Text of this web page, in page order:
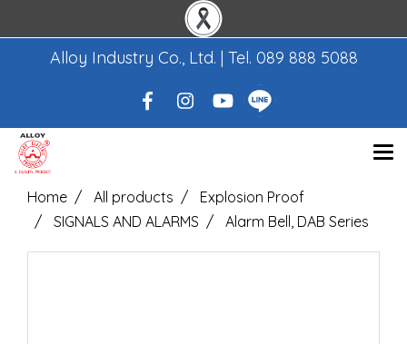
Alloy Industry Co., Ltd. | Tel. 089 888 5088
Home All products
Explosion Proof
SIGNALS AND ALARMS
Alarm Bell, DAB Series